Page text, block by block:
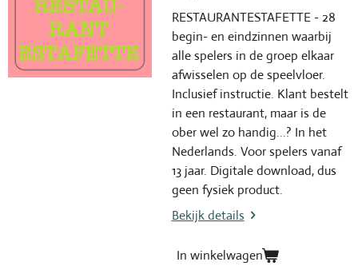
RESTAURANTESTAFETTE - 28
begin- en eindzinnen waarbij
alle spelers in de groep elkaar
afwisselen op de speelvloer.
Inclusief instructie. Klant bestelt
in een restaurant, maar is de
ober wel zo handig...? In het
Nederlands. Voor spelers vanaf
13 jaar. Digitale download, dus
geen fysiek product.
Bekijk details
In winkelwagen